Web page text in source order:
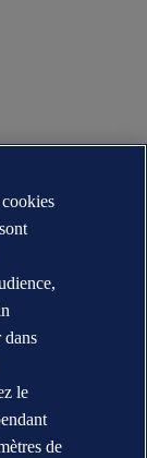
dans
le
de